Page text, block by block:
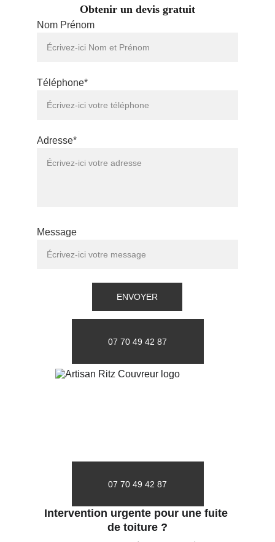
Obtenir un devis gratuit
Nom Prénom
Téléphone*
Adresse*
Message
ENVOYER
07 70 49 42 87
Intervention urgente pour une fuite
de toiture ?
07 70 49 42 87